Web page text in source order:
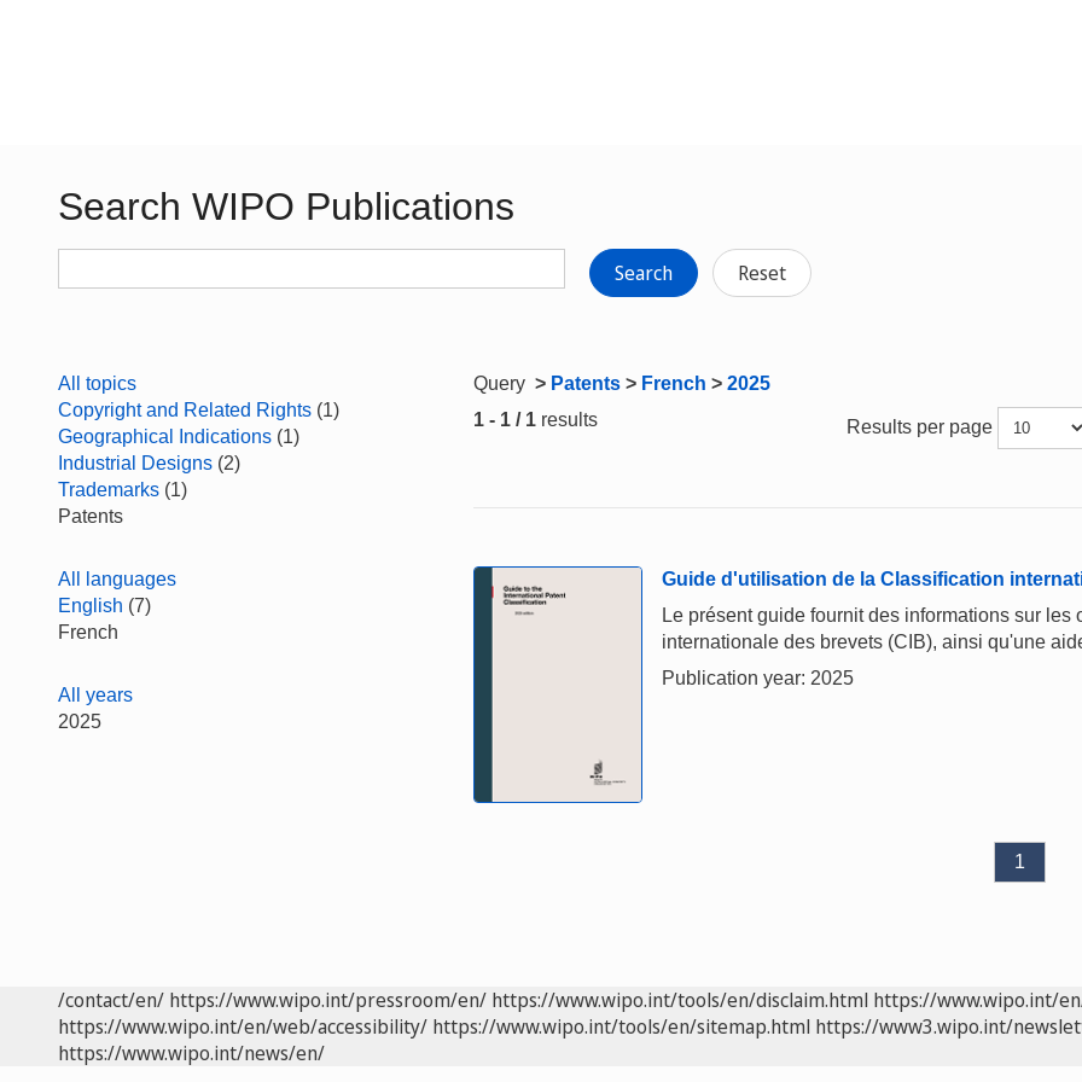
Search WIPO Publications
Search Reset
All topics
Copyright and Related Rights (1)
Geographical Indications (1)
Industrial Designs (2)
Trademarks (1)
Patents
All languages
English (7)
French
All years
2025
Query > Patents > French > 2025
1 - 1 / 1 results Results per page
Guide d'utilisation de la Classification
Le présent guide fournit des informations sur
internationale des brevets (CIB), ainsi qu'une
Publication year: 2025
1
/contact/en/ https://www.wipo.int/pressroom/en/ https://www.wipo.int/tools/en/disclaim.html https://www.wipo.int/
https://www.wipo.int/en/web/accessibility/ https://www.wipo.int/tools/en/sitemap.html https://www3.wipo.int/
https://www.wipo.int/news/en/